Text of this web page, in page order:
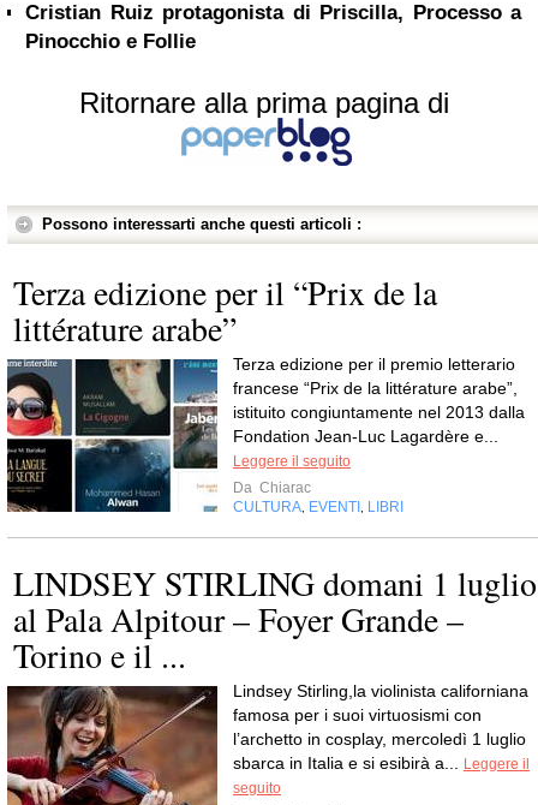
Cristian Ruiz protagonista di Priscilla, Processo a
Pinocchio e Follie
Ritornare alla prima pagina di
Possono interessarti anche questi articoli :
Terza edizione per il “Prix de la
littérature arabe”
Terza edizione per il premio letterario
francese “Prix de la littérature arabe”,
istituito congiuntamente nel 2013 dalla
Fondation Jean-Luc Lagardère e...
Leggere il seguito
Da Chiarac
CULTURA EVENTI LIBRI
LINDSEY STIRLING domani 1 luglio
al Pala Alpitour – Foyer Grande –
Torino e il ...
Lindsey Stirling,la violinista californiana
famosa per i suoi virtuosismi con
l’archetto in cosplay, mercoledì 1 luglio
sbarca in Italia e si esibirà a...
Leggere il
seguito